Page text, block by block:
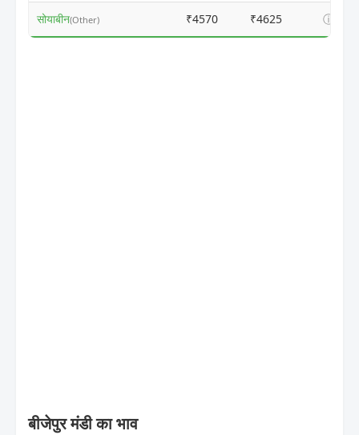
सोयाबीन(Other) ₹4570 ₹4625 ⓘ
बीजेपुर मंडी का भाव